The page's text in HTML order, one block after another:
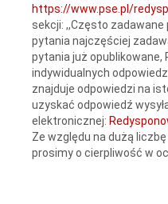
https://www.pse.pl/
sekcji: ,,Często zadawane
pytania najczęściej
pytania już opublikowane,
indywidualnych
znajduje odpowiedzi na
uzyskać odpowiedź
elektronicznej:
Ze względu na dużą
prosimy o cierpliwość w